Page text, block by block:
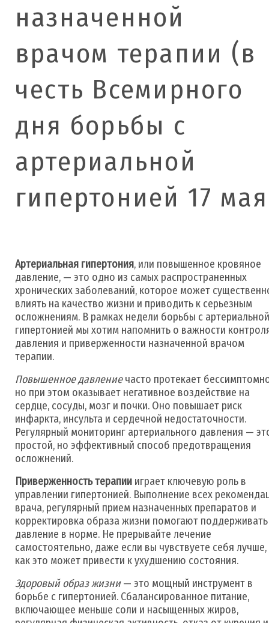
назначенной
врачом терапии (в
честь Всемирного
дня борьбы с
артериальной
гипертонией 17
Артериальная гипертония, или повышенное кровяное
давление, — это одно из самых распространенных
хронических заболеваний, которое может
влиять на качество жизни и приводить к серьезным
осложнениям. В рамках недели борьбы с артериальной
гипертонией мы хотим напомнить о важности
давления и приверженности назначенной врачом
терапии.
Повышенное давлениечасто протекает
но при этом оказывает негативное воздействие на
сердце, сосуды, мозг и почки. Оно повышает риск
инфаркта, инсульта и сердечной недостаточности.
Регулярный мониторинг артериального давления —
простой, но эффективный способ предотвращения
осложнений.
Приверженность терапии играет ключевую роль в
управлении гипертонией. Выполнение всех
врача, регулярный прием назначенных препаратов и
корректировка образа жизни помогают поддерживать
давление в норме. Не прерывайте лечение
самостоятельно, даже если вы чувствуете себя лучше,
как это может привести к ухудшению состояния.
Здоровый образ жизни— это мощный инструмент в
борьбе с гипертонией. Сбалансированное питание,
включающее меньше соли и насыщенных жиров,